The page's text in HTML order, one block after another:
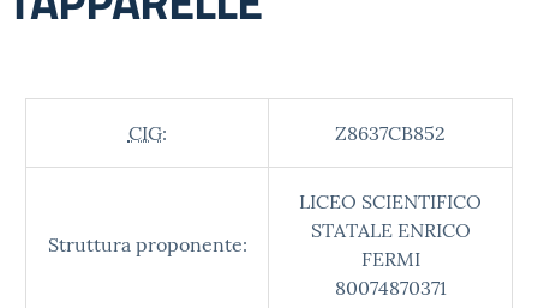
CIG: Z8637CB852
Struttura proponente:
LICEO SCIENTIFICO
STATALE ENRICO
FERMI
80074870371